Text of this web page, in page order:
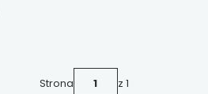
Strona z 1